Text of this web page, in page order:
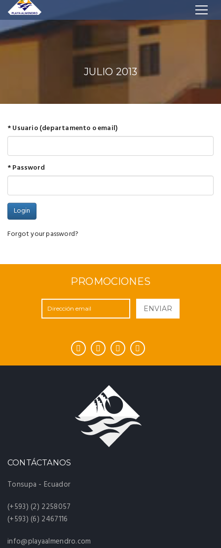
JULIO 2013
* Usuario (departamento o email)
* Password
Forgot your password?
PROMOCIONES
ENVIAR
CONTÁCTANOS
Tonsupa - Ecuador
(+593) (2) 2258057
(+593) (6) 2467116
info@playaalmendro.com